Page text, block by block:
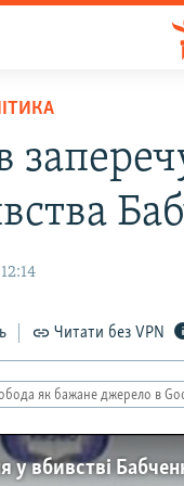
Читати без VPN
як бажане джерело в
вбивстві